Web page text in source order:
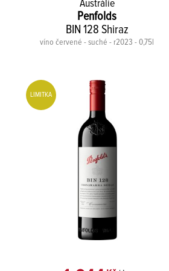
Austrálie
Penfolds
BIN 128 Shiraz
víno červené - suché - r2023 - 0,75l
LIMITKA